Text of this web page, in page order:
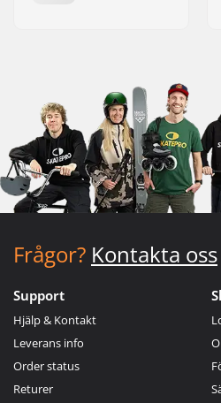
Frågor? Kontakta oss
Support
Hjälp & Kontakt
Leverans info
Order status
Returer